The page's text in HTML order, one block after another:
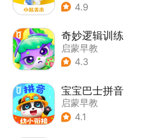
4.9
奇妙逻辑训练
启蒙早教
4.3
宝宝巴士拼音
启蒙早教
4.1